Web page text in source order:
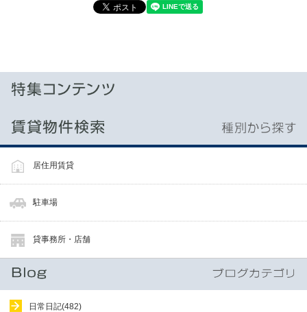
居住用賃貸
駐車場
貸事務所・店舗
日常日記(482)